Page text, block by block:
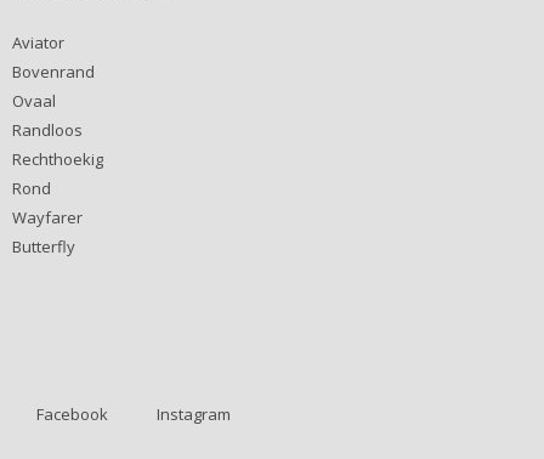
Aviator
Bovenrand
Ovaal
Randloos
Rechthoekig
Rond
Wayfarer
Butterfly
Facebook Instagram